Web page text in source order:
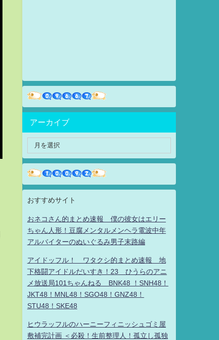
アーカイブ
おすすめサイト
おネコさん的まとめ速報 僕の彼女はエリー
ちゃん人形！豆腐メンタルメンヘラ電波中年
アルバイターのぬいぐるみ男子末路編
アイドッフル！ ワタクシ的まとめ速報 地
下格闘アイドルだいすき！23 ひうらのアニ
メ放送局101ちゃんねる BNK48 ！SNH48！
JKT48！MNL48！SGO48！GNZ48！
STU48！SKE48
ヒウラッフルのハーニーフィニッシュゴミ屋
敷補完計画 ＜必殺！生前整理人！孤立し孤独